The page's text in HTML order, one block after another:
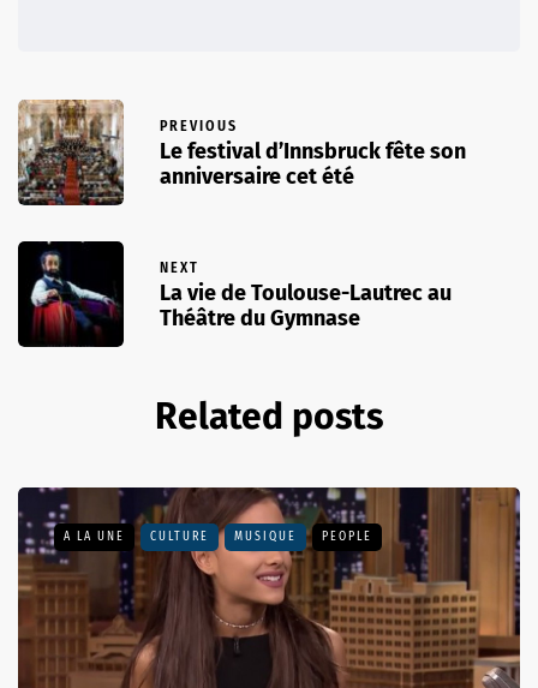
PREVIOUS
Le festival d’Innsbruck fête son
anniversaire cet été
NEXT
La vie de Toulouse-Lautrec au
Théâtre du Gymnase
Related posts
A LA UNE CULTURE MUSIQUE PEOPLE